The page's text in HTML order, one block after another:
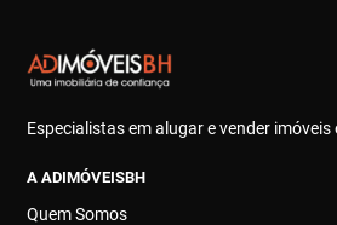
Especialistas em alugar e vender imóveis
A ADIMÓVEISBH
Quem Somos